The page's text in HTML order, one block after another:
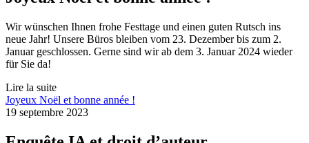
Wir wünschen Ihnen frohe Festtage und einen guten Rutsch ins
neue Jahr! Unsere Büros bleiben vom 23. Dezember bis zum 2.
Januar geschlossen. Gerne sind wir ab dem 3. Januar 2024 wieder
für Sie da!
Lire la suite
Joyeux Noël et bonne année !
19 septembre 2023